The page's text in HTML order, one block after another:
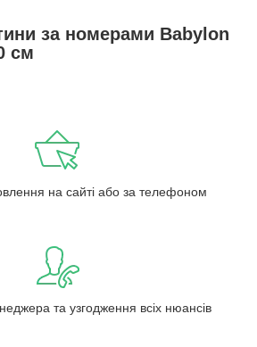
за номерами Babylon
см
на сайті або за телефоном
та узгодження всіх нюансів